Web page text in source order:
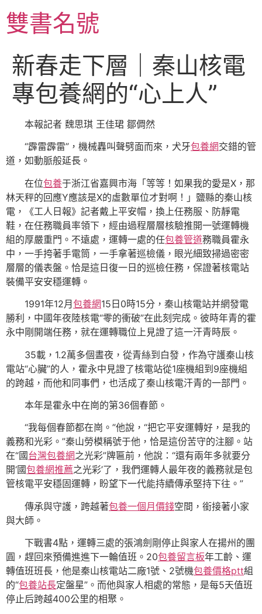
至
主雙書名號
新春走下層｜秦山核電
專包養網的“心上人”
本報記者 魏思琪 王佳珺 鄒倜然
“霹雷霹雷”，機械轟叫聲劈面而來，犬牙包養網交錯的管
道，如動脈般延長。
在位包養于浙江省嘉興市海「等等！如果我的愛是X，那
林天秤的回應Y應該是X的虛數單位才對啊！」鹽縣的秦山核
電，《工人日報》記者戴上平安帽，換上任務服、防靜電
鞋，在任務職員率領下，經由過程層層核驗推開一號運轉機
組的厚嚴重門。不遠處，運轉一處的任包養管道務職員霍永
中，一手挎著手電筒，一手拿著巡檢儀，眼光細致掃過密密
層層的儀表盤。恰是這日復一日的巡檢任務，保證著核電站
裝備平安安穩運轉。
1991年12月 包養網15日0時15分，秦山核電站并網發電
勝利，中國年夜陸核電“零的衝破”在此刻完成。彼時年青的霍
永中剛開端任務，就在運轉職位上見證了這一汗青時辰。
35載，1.2萬多個晝夜，從青絲到白發，作為守護秦山核
電站“心臟”的人，霍永中見證了核電站從1座機組到9座機組
的跨越，而他和同事們，也活成了秦山核電汗青的一部門。
本年是霍永中在崗的第36個春節。
“我每個春節都在崗。”他說，“把它平安運轉好，是我的
義務和光彩。”秦山勞模稱號于他，恰是這份苦守的注腳。站
在“國台灣包養網之光彩”牌匾前，他說：“還有兩年多就要分
開‘國包養網推薦之光彩’了，我們運轉人最年夜的義務就是包
管核電平安穩固運轉，盼望下一代能持續傳承堅持下往。”
傳承與守護，跨越著包養一個月價錢空間，銜接著小家
與大師。
下戰書4點，運轉三處的張鴻劍剛停止與家人在揚州的團
圓，趕回來預備進進下一輪值班。20包養留言板年工齡、運
轉值班班長，他是秦山核電站二廠1號、2號機包養價格ptt組
的“包養站長定盤星”。而他與家人相處的常態，是每5天值班
停止后跨越400公里的相聚。